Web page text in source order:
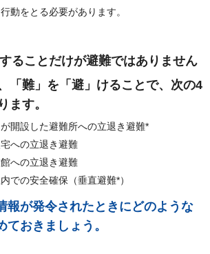
動をとる必要があります。
ることだけが避難ではありません
「難」を「避」けることで、次の4
ます。
開設した避難所への立退き避難*
への立退き避難
への立退き避難
での安全確保（垂直避難*）
報が発令されたときにどのような
おきましょう。